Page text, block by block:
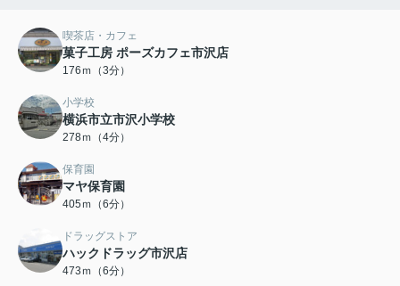
喫茶店・カフェ
菓子工房 ポーズカフェ市沢店
176ｍ（3分）
小学校
横浜市立市沢小学校
278ｍ（4分）
保育園
マヤ保育園
405ｍ（6分）
ドラッグストア
ハックドラッグ市沢店
473ｍ（6分）